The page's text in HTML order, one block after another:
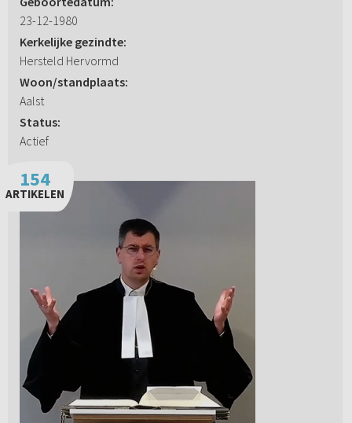
23-12-1980
Kerkelijke gezindte:
Hersteld Hervormd
Woon/standplaats:
Aalst
Status:
Actief
154
ARTIKELEN